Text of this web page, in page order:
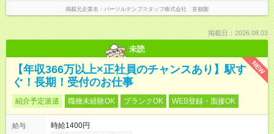
掲載元企業名 パーソルテンプスタッフ株式会社 首都圏
掲載日：2026.08.03
未読
NEW
【年収366万以上×正社員のチャンスあり】駅す
ぐ！長期！受付のお仕事
紹介予定派遣 職種未経験OK ブランクOK WEB登録・面接OK
給与
時給1400円